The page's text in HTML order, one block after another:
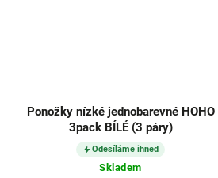
Ponožky nízké jednobarevné HOHO
3pack BÍLÉ (3 páry)
Odesíláme ihned
Skladem